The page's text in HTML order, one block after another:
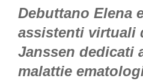
Debuttano Elena
assistenti virtuali
Janssen dedicati
malattie